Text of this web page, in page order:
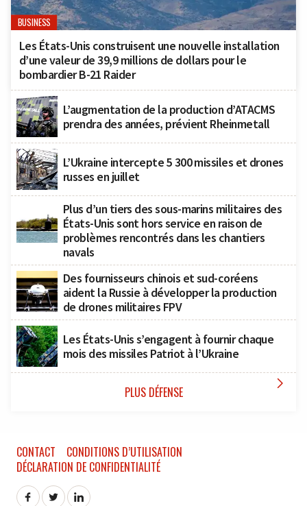
BUSINESS
Les États-Unis construisent une nouvelle installation
d’une valeur de 39,9 millions de dollars pour le
bombardier B-21 Raider
L’augmentation de la production d’ATACMS
prendra des années, prévient Rheinmetall
L’Ukraine intercepte 5 300 missiles et drones
russes en juillet
Plus d’un tiers des sous-marins militaires des
États-Unis sont hors service en raison de
problèmes rencontrés dans les chantiers
navals
Des fournisseurs chinois et sud-coréens
aident la Russie à développer la production
de drones militaires FPV
Les États-Unis s’engagent à fournir chaque
mois des missiles Patriot à l’Ukraine
PLUS DÉFENSE 
CONTACT
CONDITIONS D’UTILISATION
DÉCLARATION DE CONFIDENTIALITÉ